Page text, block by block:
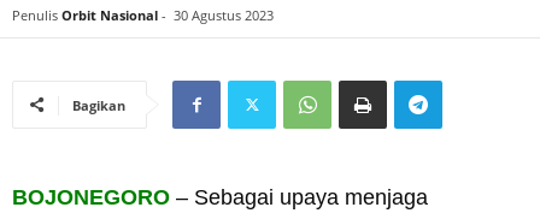
Penulis Orbit Nasional - 30 Agustus 2023
Bagikan
BOJONEGORO – Sebagai upaya menjaga